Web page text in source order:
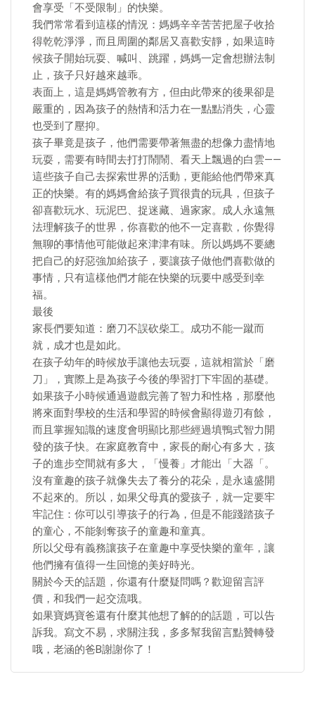
會享受「不受限制」的快樂。
我們常常看到這樣的情況：媽媽辛辛苦苦把屋子收拾
得乾乾淨淨，而且周圍的鄰居又喜歡安靜，如果這時
候孩子開始玩耍、喊叫、跳躍，媽媽一定會想辦法制
止，孩子只好越來越乖。
表面上，這是媽媽管教有方，但由此帶來的後果卻是
嚴重的，因為孩子的熱情和活力在一點點消失，心靈
也受到了壓抑。
孩子畢竟是孩子，他們需要帶著無盡的想像力盡情地
玩耍，需要有時間去打打鬧鬧、看天上飄過的白雲——
這些孩子自己去探索世界的活動，更能給他們帶來真
正的快樂。有的媽媽會給孩子買很貴的玩具，但孩子
卻喜歡玩水、玩泥巴、捉迷藏、過家家。成人永遠無
法理解孩子的世界，你喜歡的他不一定喜歡，你覺得
無聊的事情他可能做起來津津有味。所以媽媽不要總
把自己的好惡強加給孩子，要讓孩子做他們喜歡做的
事情，只有這樣他們才能在快樂的玩要中感受到幸
福。
最後
家長們要知道：磨刀不誤砍柴工。成功不能一蹴而
就，成才也是如此。
在孩子幼年的時候放手讓他去玩耍，這就相當於「磨
刀」，實際上是為孩子今後的學習打下牢固的基礎。
如果孩子小時候通過遊戲完善了智力和性格，那麼他
將來面對學校的生活和學習的時候會顯得遊刃有餘，
而且掌握知識的速度會明顯比那些經過填鴨式智力開
發的孩子快。在家庭教育中，家長的耐心有多大，孩
子的進步空間就有多大，「慢養」才能出「大器「。
沒有童趣的孩子就像失去了養分的花朵，是永遠盛開
不起來的。所以，如果父母真的愛孩子，就一定要牢
牢記住：你可以引導孩子的行為，但是不能踐踏孩子
的童心，不能剝奪孩子的童趣和童真。
所以父母有義務讓孩子在童趣中享受快樂的童年，讓
他們擁有值得一生回憶的美好時光。
關於今天的話題，你還有什麼疑問嗎？歡迎留言評
價，和我們一起交流哦。
如果寶媽寶爸還有什麼其他想了解的的話題，可以告
訴我。寫文不易，求關注我，多多幫我留言點贊轉發
哦，老涵的爸B謝謝你了！